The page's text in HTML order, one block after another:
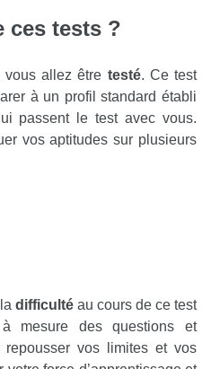
ces tests ?
vous allez être testé. Ce test
à un profil standard établi
passent le test avec vous.
vos aptitudes sur plusieurs
difficulté au cours de ce test
mesure des questions et
vos limites et vos